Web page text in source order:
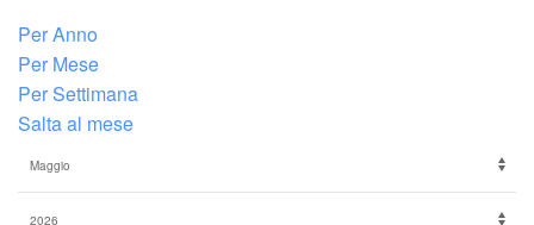
Per Anno
Per Mese
Per Settimana
Salta al mese